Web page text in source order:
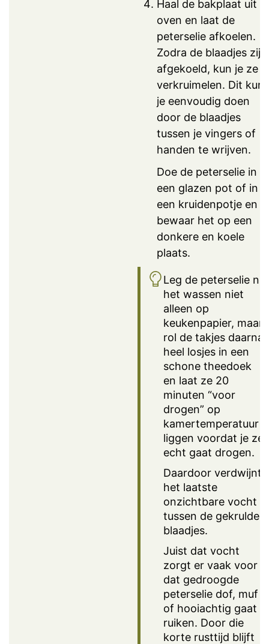
Haal de bakplaat uit
oven en laat de
peterselie afkoelen.
Zodra de blaadjes zijn
afgekoeld, kun je ze
verkruimelen. Dit kun
je eenvoudig doen
door de blaadjes
tussen je vingers of
handen te wrijven.
Doe de peterselie in
een glazen pot of in
een kruidenpotje en
bewaar het op een
donkere en koele
plaats.
Leg de peterselie na
het wassen niet
alleen op
keukenpapier, maar
rol de takjes daarna
heel losjes in een
schone theedoek
en laat ze 20
minuten “voor
drogen” op
kamertemperatuur
liggen voordat je ze
echt gaat drogen.
Daardoor verdwijnt
het laatste
onzichtbare vocht
tussen de gekrulde
blaadjes.
Juist dat vocht
zorgt er vaak voor
dat gedroogde
peterselie dof, muf
of hooiachtig gaat
ruiken. Door die
korte rusttijd blijft